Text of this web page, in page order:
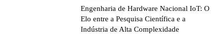
Engenharia de Hardware Nacional IoT: O
Elo entre a Pesquisa Científica e a
Indústria de Alta Complexidade